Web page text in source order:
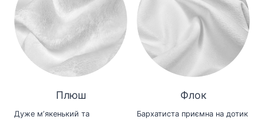
Плюш
Дуже мʼякенький та
Флок
Бархатиста приємна на дотик